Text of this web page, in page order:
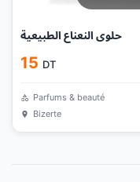
حلوى النعناع الطبيعية
15 DT
Parfums & beauté
Bizerte